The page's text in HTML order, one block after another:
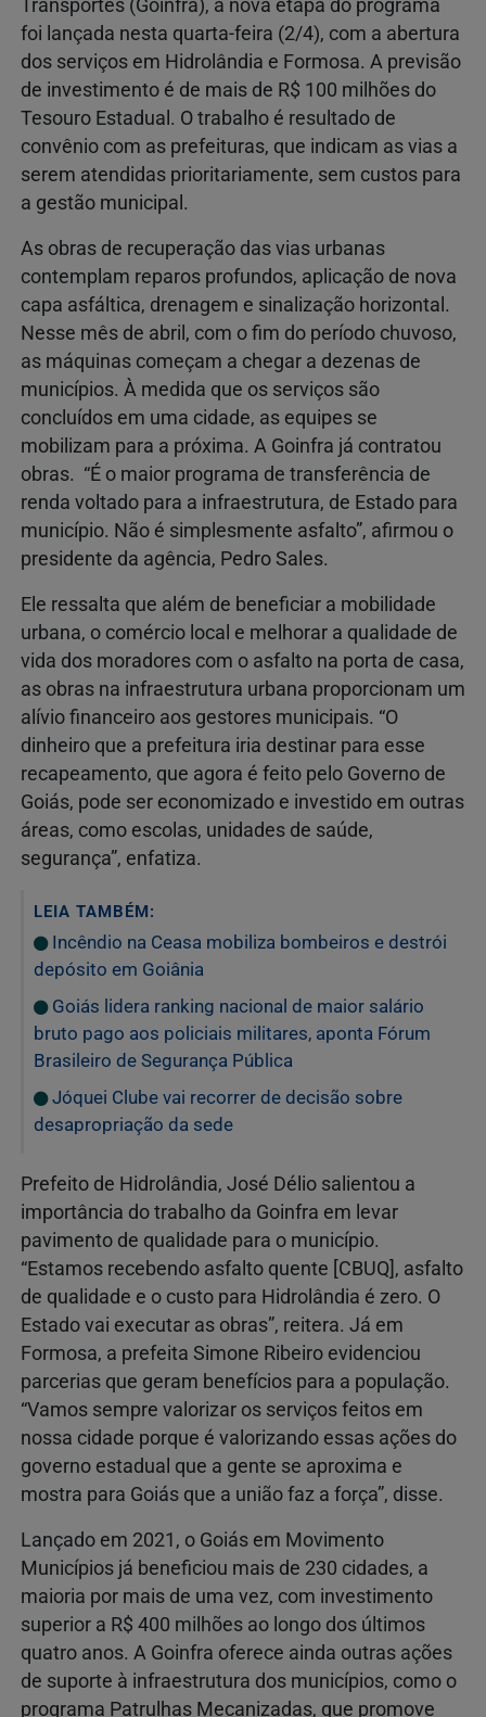
Transportes (Goinfra), a nova etapa do programa
foi lançada nesta quarta-feira (2/4), com a abertura
dos serviços em Hidrolândia e Formosa. A previsão
de investimento é de mais de R$ 100 milhões do
Tesouro Estadual. O trabalho é resultado de
convênio com as prefeituras, que indicam as vias a
serem atendidas prioritariamente, sem custos para
a gestão municipal.
As obras de recuperação das vias urbanas
contemplam reparos profundos, aplicação de nova
capa asfáltica, drenagem e sinalização horizontal.
Nesse mês de abril, com o fim do período chuvoso,
as máquinas começam a chegar a dezenas de
municípios. À medida que os serviços são
concluídos em uma cidade, as equipes se
mobilizam para a próxima. A Goinfra já contratou
obras. “É o maior programa de transferência de
renda voltado para a infraestrutura, de Estado para
município. Não é simplesmente asfalto”, afirmou o
presidente da agência, Pedro Sales.
Ele ressalta que além de beneficiar a mobilidade
urbana, o comércio local e melhorar a qualidade de
vida dos moradores com o asfalto na porta de casa,
as obras na infraestrutura urbana proporcionam um
alívio financeiro aos gestores municipais. “O
dinheiro que a prefeitura iria destinar para esse
recapeamento, que agora é feito pelo Governo de
Goiás, pode ser economizado e investido em outras
áreas, como escolas, unidades de saúde,
segurança”, enfatiza.
LEIA TAMBÉM:
Incêndio na Ceasa mobiliza bombeiros e destrói
depósito em Goiânia
Goiás lidera ranking nacional de maior salário
bruto pago aos policiais militares, aponta Fórum
Brasileiro de Segurança Pública
Jóquei Clube vai recorrer de decisão sobre
desapropriação da sede
Prefeito de Hidrolândia, José Délio salientou a
importância do trabalho da Goinfra em levar
pavimento de qualidade para o município.
“Estamos recebendo asfalto quente [CBUQ], asfalto
de qualidade e o custo para Hidrolândia é zero. O
Estado vai executar as obras”, reitera. Já em
Formosa, a prefeita Simone Ribeiro evidenciou
parcerias que geram benefícios para a população.
“Vamos sempre valorizar os serviços feitos em
nossa cidade porque é valorizando essas ações do
governo estadual que a gente se aproxima e
mostra para Goiás que a união faz a força”, disse.
Lançado em 2021, o Goiás em Movimento
Municípios já beneficiou mais de 230 cidades, a
maioria por mais de uma vez, com investimento
superior a R$ 400 milhões ao longo dos últimos
quatro anos. A Goinfra oferece ainda outras ações
de suporte à infraestrutura dos municípios, como o
programa Patrulhas Mecanizadas, que promove